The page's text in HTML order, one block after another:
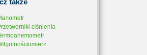
także
ciśnienia